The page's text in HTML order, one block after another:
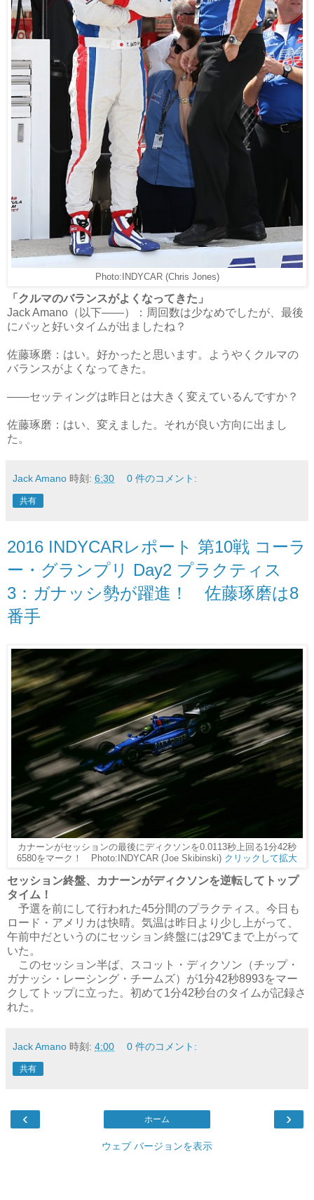
Photo:INDYCAR (Chris Jones)
「クルマのバランスがよくなってきた」
Jack Amano（以下――）：周回数は少なめでしたが、最後
にパッと好いタイムが出ましたね？
佐藤琢磨：はい。好かったと思います。ようやくクルマの
バランスがよくなってきた。
――セッティングは昨日とは大きく変えているんですか？
佐藤琢磨：はい、変えました。それが良い方向に出まし
た。
Jack Amano 時刻: 6:30 0 件のコメント:
共有
2016 INDYCARレポート 第10戦 コーラ
ー・グランプリ Day2 プラクティス
3：ガナッシ勢が躍進！ 佐藤琢磨は8
番手
カナーンがセッションの最後にディクソンを0.0113秒上回る1分42秒
6580をマーク！ Photo:INDYCAR (Joe Skibinski) クリックして拡大
セッション終盤、カナーンがディクソンを逆転してトップ
タイム！
予選を前にして行われた45分間のプラクティス。今日も
ロード・アメリカは快晴。気温は昨日より少し上がって、
午前中だというのにセッション終盤には29℃まで上がって
いた。
このセッション半ば、スコット・ディクソン（チップ・
ガナッシ・レーシング・チームズ）が1分42秒8993をマー
クしてトップに立った。初めて1分42秒台のタイムが記録さ
れた。
Jack Amano 時刻: 4:00 0 件のコメント:
共有
‹ ›
ホーム
ウェブ バージョンを表示